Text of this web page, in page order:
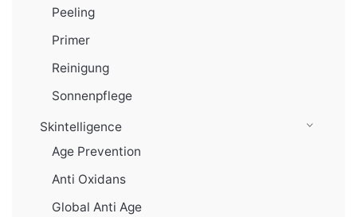
Peeling
Primer
Reinigung
Sonnenpflege
Skintelligence
Age Prevention
Anti Oxidans
Global Anti Age